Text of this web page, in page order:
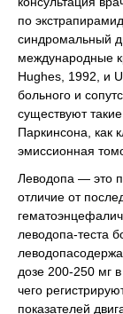
по
синдромальный
международные
Hughes, 1992, и
больного и
существуют
Паркинсона, как
эмиссионная
Леводопа — это
отличие от
леводопа-теста
дозе 200-250 мг
чего
показателей